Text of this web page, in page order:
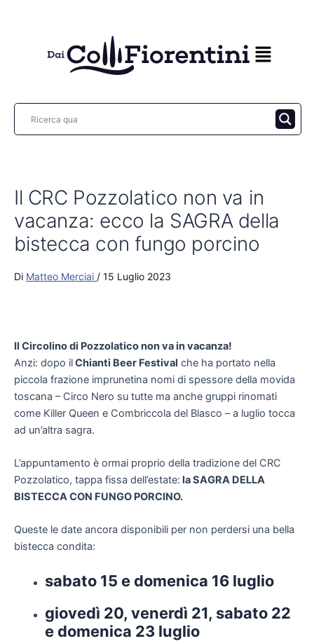
Il CRC Pozzolatico non va in
vacanza: ecco la SAGRA della
bistecca con fungo porcino
Di Matteo Merciai / 15 Luglio 2023
Il Circolino di Pozzolatico non va in vacanza!
Anzi: dopo ilChianti Beer Festival che ha portato nella
piccola frazione imprunetina nomi di spessore della movida
toscana – Circo Nero su tutte ma anche gruppi rinomati
come Killer Queen e Combriccola del Blasco – a luglio tocca
ad un’altra sagra.
L’appuntamento è ormai proprio della tradizione del CRC
Pozzolatico, tappa fissa dell’estate: la SAGRA DELLA
BISTECCA CON FUNGO PORCINO.
Queste le date ancora disponibili per non perdersi una bella
bistecca condita:
sabato 15 e domenica 16 luglio
giovedì 20, venerdì 21, sabato 22
e domenica 23 luglio